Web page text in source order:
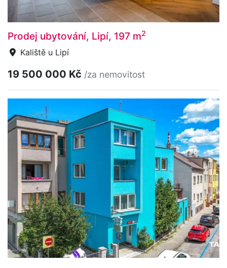
Prodej ubytování, Lipí, 197 m2
Kaliště u Lipí
19 500 000 Kč /za nemovitost